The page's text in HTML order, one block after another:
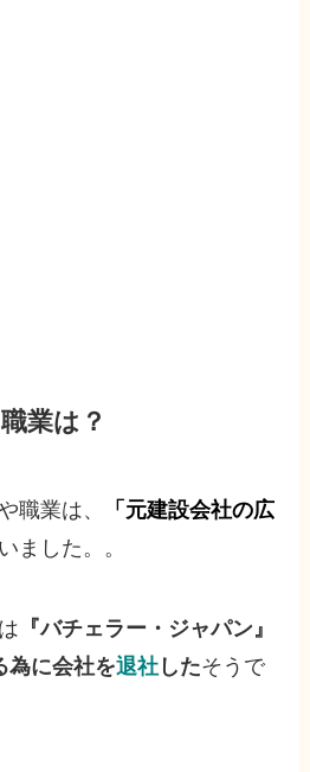
業は？
職業は、
「元建設会社の広
ました。。
『バチェラー・ジャパン』
為に会社を退社 したそうで